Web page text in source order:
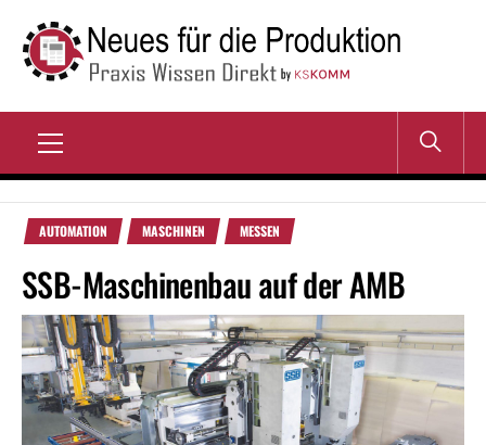
Inhalt
springen
NEUES FÜR DIE
PRODUKTION
Menu
AUTOMATION MASCHINEN MESSEN
SSB-Maschinenbau auf der AMB